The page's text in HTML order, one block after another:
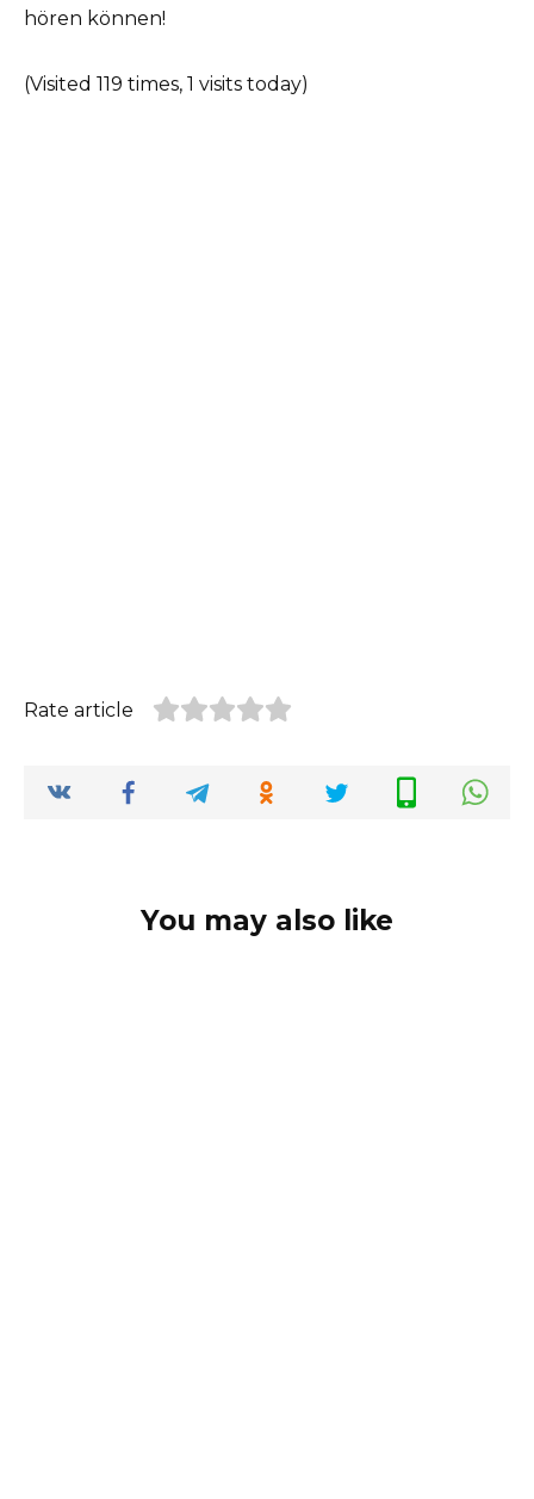
hören können!
(Visited 119 times, 1 visits today)
Rate article
You may also like